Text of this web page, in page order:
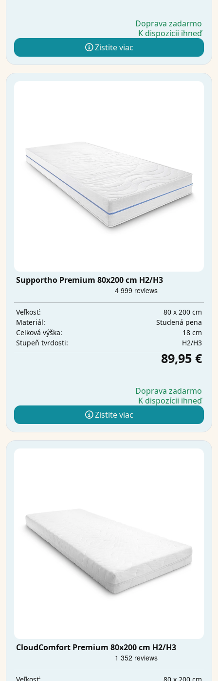
Doprava zadarmo
K dispozícii ihneď
Zistite viac
Supportho Premium 80x200 cm H2/H3
Veľkosť:
80 x 200 cm
Materiál:
Studená pena
Celková výška:
18 cm
Stupeň tvrdosti:
H2/H3
89,95 €
Doprava zadarmo
K dispozícii ihneď
Zistite viac
CloudComfort Premium 80x200 cm H2/H3